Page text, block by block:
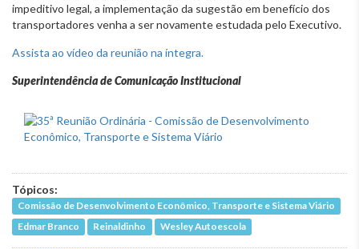
impeditivo legal, a implementação da sugestão em benefício dos
transportadores venha a ser novamente estudada pelo Executivo.
Assista ao vídeo da reunião na íntegra.
Superintendência de Comunicação Institucional
Tópicos:
Comissão de Desenvolvimento Econômico, Transporte e Sistema Viário
Edmar Branco
Reinaldinho Wesley Autoescola